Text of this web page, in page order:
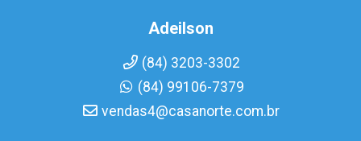
Adeilson
(84) 3203-3302
(84) 99106-7379
vendas4@casanorte.com.br